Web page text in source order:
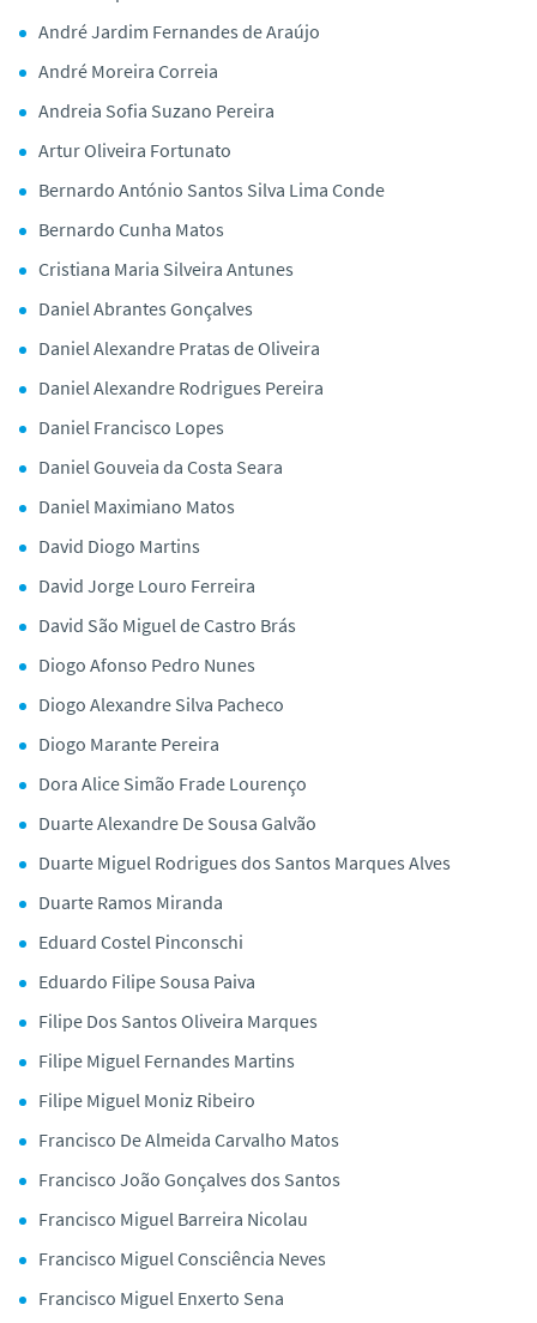
André Jardim Fernandes de Araújo
André Moreira Correia
Andreia Sofia Suzano Pereira
Artur Oliveira Fortunato
Bernardo António Santos Silva Lima Conde
Bernardo Cunha Matos
Cristiana Maria Silveira Antunes
Daniel Abrantes Gonçalves
Daniel Alexandre Pratas de Oliveira
Daniel Alexandre Rodrigues Pereira
Daniel Francisco Lopes
Daniel Gouveia da Costa Seara
Daniel Maximiano Matos
David Diogo Martins
David Jorge Louro Ferreira
David São Miguel de Castro Brás
Diogo Afonso Pedro Nunes
Diogo Alexandre Silva Pacheco
Diogo Marante Pereira
Dora Alice Simão Frade Lourenço
Duarte Alexandre De Sousa Galvão
Duarte Miguel Rodrigues dos Santos Marques Alves
Duarte Ramos Miranda
Eduard Costel Pinconschi
Eduardo Filipe Sousa Paiva
Filipe Dos Santos Oliveira Marques
Filipe Miguel Fernandes Martins
Filipe Miguel Moniz Ribeiro
Francisco De Almeida Carvalho Matos
Francisco João Gonçalves dos Santos
Francisco Miguel Barreira Nicolau
Francisco Miguel Consciência Neves
Francisco Miguel Enxerto Sena